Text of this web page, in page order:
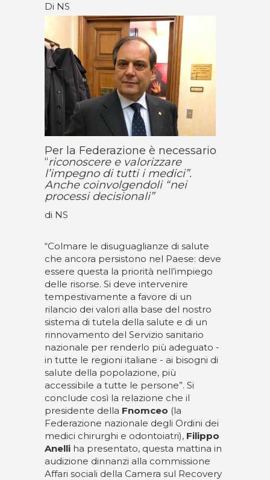
Di NS
Per la Federazione è necessario
“riconoscere e valorizzare
l’impegno di tutti i medici”.
Anche coinvolgendoli “nei
processi decisionali”
di NS
“Colmare le disuguaglianze di salute
che ancora persistono nel Paese: deve
essere questa la priorità nell’impiego
delle risorse. Si deve intervenire
tempestivamente a favore di un
rilancio dei valori alla base del nostro
sistema di tutela della salute e di un
rinnovamento del Servizio sanitario
nazionale per renderlo più adeguato -
in tutte le regioni italiane - ai bisogni di
salute della popolazione, più
accessibile a tutte le persone”. Si
conclude così la relazione che il
presidente della Fnomceo (la
Federazione nazionale degli Ordini dei
medici chirurghi e odontoiatri), Filippo
Anelli ha presentato, questa mattina in
audizione dinnanzi alla commissione
Affari sociali della Camera sul Recovery